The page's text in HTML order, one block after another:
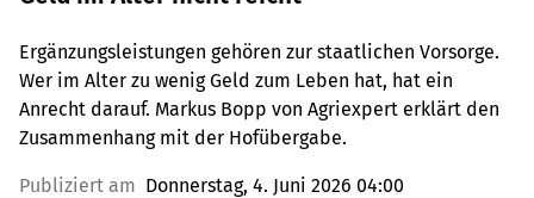
Ergänzungsleistungen gehören zur staatlichen Vorsorge.
Wer im Alter zu wenig Geld zum Leben hat, hat ein
Anrecht darauf. Markus Bopp von Agriexpert erklärt den
Zusammenhang mit der Hofübergabe.
Publiziert am Donnerstag, 4. Juni 2026 04:00